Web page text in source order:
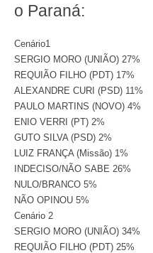
o Paraná:
Cenário1
SERGIO MORO (UNIÃO) 27%
REQUIÃO FILHO (PDT) 17%
ALEXANDRE CURI (PSD) 11%
PAULO MARTINS (NOVO) 4%
ENIO VERRI (PT) 2%
GUTO SILVA (PSD) 2%
LUIZ FRANÇA (Missão) 1%
INDECISO/NÃO SABE 26%
NULO/BRANCO 5%
NÃO OPINOU 5%
Cenário 2
SERGIO MORO (UNIÃO) 34%
REQUIÃO FILHO (PDT) 25%